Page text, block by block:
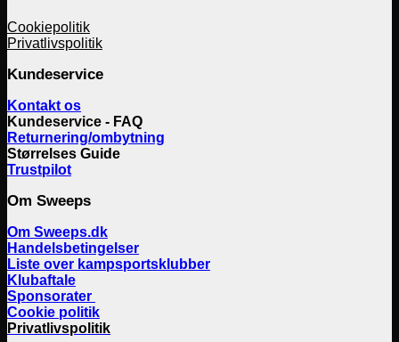
Cookiepolitik
Privatlivspolitik
Kundeservice
Kontakt os
Kundeservice - FAQ
Returnering/ombytning
Størrelses Guide
Trustpilot
Om Sweeps
Om Sweeps.dk
Handelsbetingelser
Liste over kampsportsklubber
Klubaftale
Sponsorater
Cookie politik
Privatlivspolitik